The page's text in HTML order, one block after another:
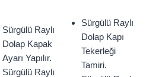
Sürgülü Raylı
Dolap Kapak
Ayarı Yapılır.
Sürgülü Raylı
Sürgülü Raylı
Dolap Kapı
Tekerleği
Tamiri.